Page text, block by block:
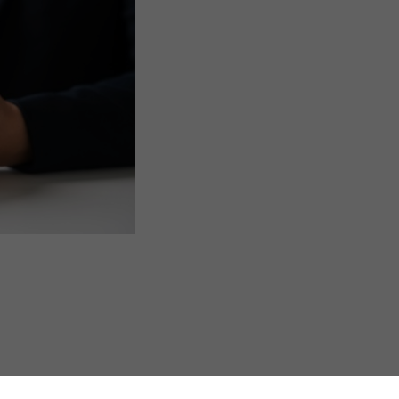
de confidentialité, en garantissant la conformité avec